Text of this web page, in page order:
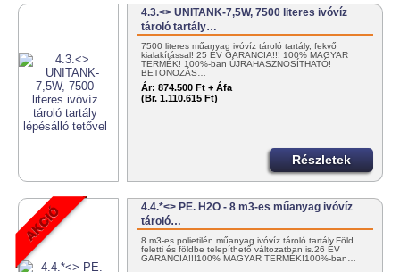
4.3.<> UNITANK-7,5W, 7500 literes ivóvíz
tároló tartály…
7500 literes műanyag ivóvíz tároló tartály, fekvő
kialakítással! 25 ÉV GARANCIA!!! 100% MAGYAR
TERMÉK! 100%-ban ÚJRAHASZNOSÍTHATÓ!
BETONOZÁS…
Ár: 874.500 Ft + Áfa
(Br. 1.110.615 Ft)
Részletek
4.4.*<> PE. H2O - 8 m3-es műanyag ivóvíz
tároló…
8 m3-es polietilén műanyag ivóvíz tároló tartály.Föld
feletti és földbe telepíthető változatban is.26 ÉV
GARANCIA!!!100% MAGYAR TERMÉK!100%-ban…